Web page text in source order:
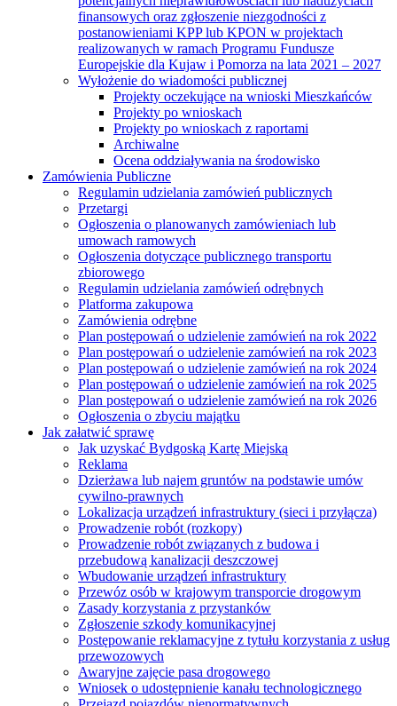
finansowych oraz zgłoszenie niezgodności z
postanowieniami KPP lub KPON w projektach
realizowanych w ramach Programu Fundusze
Europejskie dla Kujaw i Pomorza na lata 2021 – 2027
Wyłożenie do wiadomości publicznej
Projekty oczekujące na wnioski Mieszkańców
Projekty po wnioskach
Projekty po wnioskach z raportami
Archiwalne
Ocena oddziaływania na środowisko
Zamówienia Publiczne
Regulamin udzielania zamówień publicznych
Przetargi
Ogłoszenia o planowanych zamówieniach lub
umowach ramowych
Ogłoszenia dotyczące publicznego transportu
zbiorowego
Regulamin udzielania zamówień odrębnych
Platforma zakupowa
Zamówienia odrębne
Plan postępowań o udzielenie zamówień na rok 2022
Plan postępowań o udzielenie zamówień na rok 2023
Plan postępowań o udzielenie zamówień na rok 2024
Plan postępowań o udzielenie zamówień na rok 2025
Plan postępowań o udzielenie zamówień na rok 2026
Ogłoszenia o zbyciu majątku
Jak załatwić sprawę
Jak uzyskać Bydgoską Kartę Miejską
Reklama
Dzierżawa lub najem gruntów na podstawie umów
cywilno-prawnych
Lokalizacja urządzeń infrastruktury (sieci i przyłącza)
Prowadzenie robót (rozkopy)
Prowadzenie robót związanych z budowa i
przebudową kanalizacji deszczowej
Wbudowanie urządzeń infrastruktury
Przewóz osób w krajowym transporcie drogowym
Zasady korzystania z przystanków
Zgłoszenie szkody komunikacyjnej
Postępowanie reklamacyjne z tytułu korzystania z usług
przewozowych
Awaryjne zajęcie pasa drogowego
Wniosek o udostępnienie kanału technologicznego